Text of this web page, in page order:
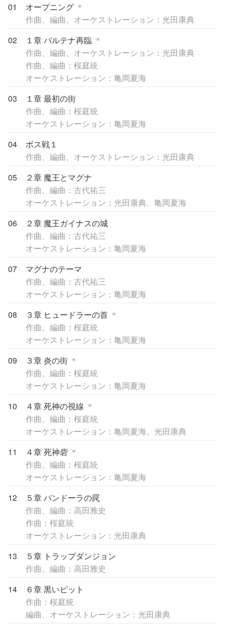
01 オープニング ＊
作曲、編曲、オーケストレーション：光田康典
02
１章 パルテナ再臨 ＊
作曲、編曲、オーケストレーション：光田康典
作曲、編曲：桜庭統
オーケストレーション：亀岡夏海
03
１章 最初の街
作曲、編曲：桜庭統
オーケストレーション：亀岡夏海
04
ボス戦１
作曲、編曲、オーケストレーション：光田康典
05
２章 魔王とマグナ
作曲、編曲：古代祐三
オーケストレーション：光田康典、亀岡夏海
06
２章 魔王ガイナスの城
作曲、編曲：古代祐三
オーケストレーション：亀岡夏海
07
マグナのテーマ
作曲、編曲：古代祐三
オーケストレーション：亀岡夏海
08
３章 ヒュードラーの首 ＊
作曲、編曲：桜庭統
オーケストレーション：亀岡夏海
09
３章 炎の街 ＊
作曲、編曲：桜庭統
オーケストレーション：亀岡夏海
10
４章 死神の視線 ＊
作曲、編曲：桜庭統
オーケストレーション：亀岡夏海、光田康典
11
４章 死神砦 ＊
作曲、編曲：桜庭統
オーケストレーション：亀岡夏海
12
５章 パンドーラの罠
作曲、編曲：高田雅史
作曲：桜庭統
オーケストレーション：光田康典
13
５章 トラップダンジョン
作曲、編曲：高田雅史
14
６章 黒いピット
作曲：桜庭統
編曲、オーケストレーション：光田康典